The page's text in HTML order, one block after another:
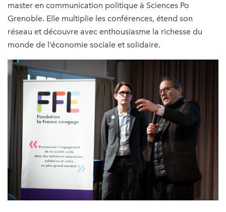
master en communication politique à Sciences Po
Grenoble. Elle multiplie les conférences, étend son
réseau et découvre avec enthousiasme la richesse du
monde de l’économie sociale et solidaire.